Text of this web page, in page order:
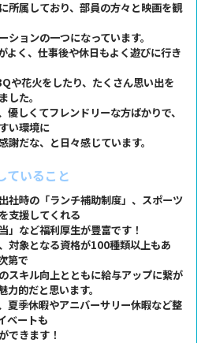
所属しており、部員の方々と映画を観
ションの一つになっています。
よく、仕事後や休日もよく遊びに行き
や花火をしたり、たくさん思い出を
した。
優しくてフレンドリーな方ばかりで、
い環境に
謝だな、と日々感じています。
ていること
社時の「ランチ補助制度」、スポーツ
支援してくれる
」など福利厚生が豊富です！
対象となる資格が100種類以上もあ
第で
スキル向上とともに給与アップに繋が
力的だと思います。
夏季休暇やアニバーサリー休暇など整
ベートも
できます！